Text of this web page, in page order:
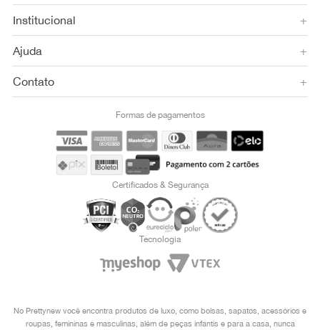
Institucional +
Ajuda +
Contato +
Formas de pagamentos
Certificados & Segurança
Tecnologia
No Prettynew você encontra produtos de luxo, como bolsas, sapatos, acessórios e
roupas, femininas e masculinas, além de peças infantis e para a casa, nunca